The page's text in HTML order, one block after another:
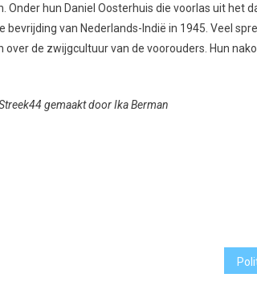
hun Daniel Oosterhuis die voorlas uit het
van Nederlands-Indië in 1945. Veel
de zwijgcultuur van de voorouders. Hun
gemaakt door Ika Berman